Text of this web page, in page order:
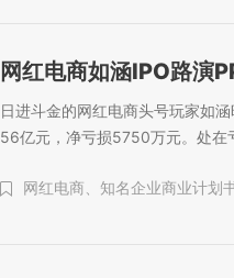
网红电商如涵IPO路演
日进斗金的网红电商头号玩家如
56亿元，净亏损5750万元。处在
网红电商、 知名企业商业计划